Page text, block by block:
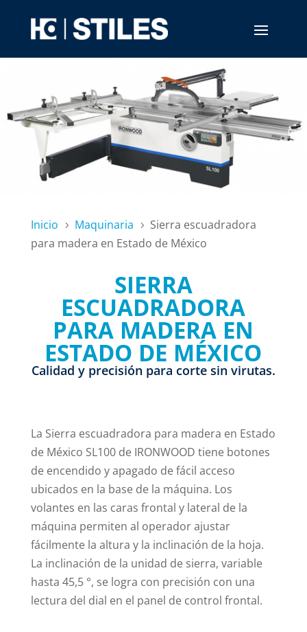
Inicio 5 Maquinaria 5
Sierra escuadradora
para madera en Estado de México
SIERRA
ESCUADRADORA
PARA MADERA EN
ESTADO DE MÉXICO
Calidad y precisión para corte sin virutas.
La Sierra escuadradora para madera en Estado
de México SL100 de IRONWOOD tiene botones
de encendido y apagado de fácil acceso
ubicados en la base de la máquina. Los
volantes en las caras frontal y lateral de la
máquina permiten al operador ajustar
fácilmente la altura y la inclinación de la hoja.
La inclinación de la unidad de sierra, variable
hasta 45,5 °, se logra con precisión con una
lectura del dial en el panel de control frontal.